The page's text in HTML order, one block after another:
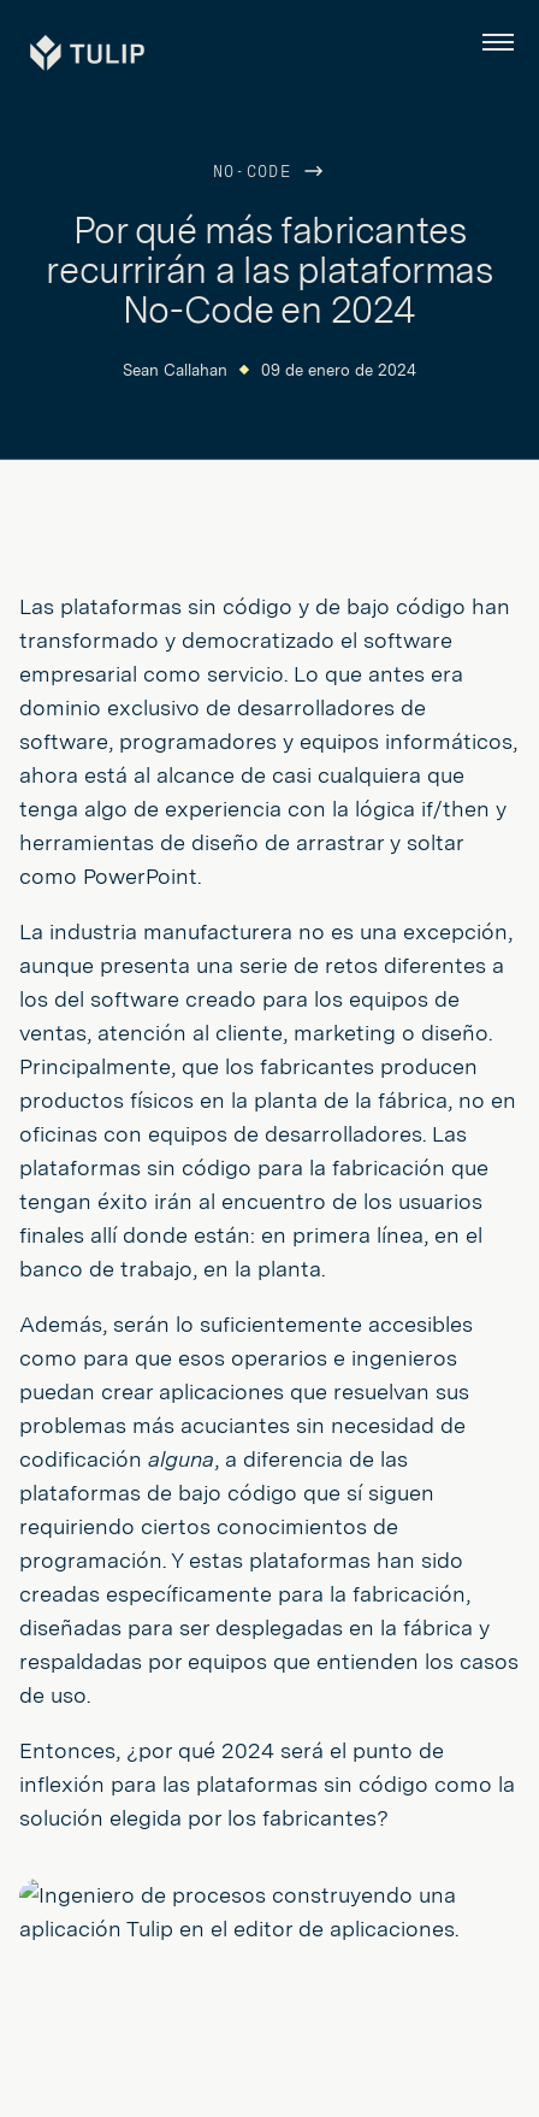
Tulip Menú
NO-CODE
Por qué más fabricantes
recurrirán a las plataformas
No-Code en 2024
Sean Callahan 09 de enero de 2024
Las plataformas sin código y de bajo código han
transformado y democratizado el software
empresarial como servicio. Lo que antes era
dominio exclusivo de desarrolladores de
software, programadores y equipos informáticos,
ahora está al alcance de casi cualquiera que
tenga algo de experiencia con la lógica if/then y
herramientas de diseño de arrastrar y soltar
como PowerPoint.
La industria manufacturera no es una excepción,
aunque presenta una serie de retos diferentes a
los del software creado para los equipos de
ventas, atención al cliente, marketing o diseño.
Principalmente, que los fabricantes producen
productos físicos en la planta de la fábrica, no en
oficinas con equipos de desarrolladores. Las
plataformas sin código para la fabricación que
tengan éxito irán al encuentro de los usuarios
finales allí donde están: en primera línea, en el
banco de trabajo, en la planta.
Además, serán lo suficientemente accesibles
como para que esos operarios e ingenieros
puedan crear aplicaciones que resuelvan sus
problemas más acuciantes sin necesidad de
codificación alguna, a diferencia de las
plataformas de bajo código que sí siguen
requiriendo ciertos conocimientos de
programación. Y estas plataformas han sido
creadas específicamente para la fabricación,
diseñadas para ser desplegadas en la fábrica y
respaldadas por equipos que entienden los casos
de uso.
Entonces, ¿por qué 2024 será el punto de
inflexión para las plataformas sin código como la
solución elegida por los fabricantes?